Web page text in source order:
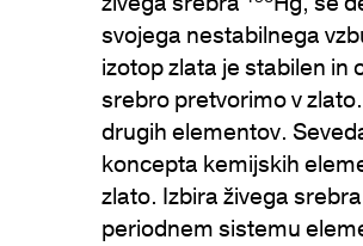
svojega nestabilnega
izotop zlata je stabilen in
srebro pretvorimo v
drugih elementov.
koncepta kemijskih
zlato. Izbira živega
periodnem sistemu